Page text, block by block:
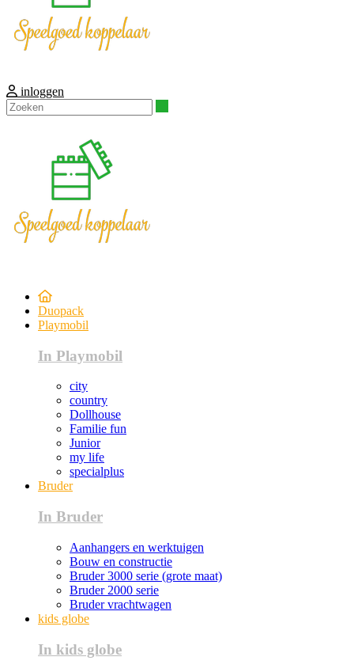
inloggen
Duopack
Playmobil
In Playmobil
city
country
Dollhouse
Familie fun
Junior
my life
specialplus
Bruder
In Bruder
Aanhangers en werktuigen
Bouw en constructie
Bruder 3000 serie (grote maat)
Bruder 2000 serie
Bruder vrachtwagen
kids globe
In kids globe